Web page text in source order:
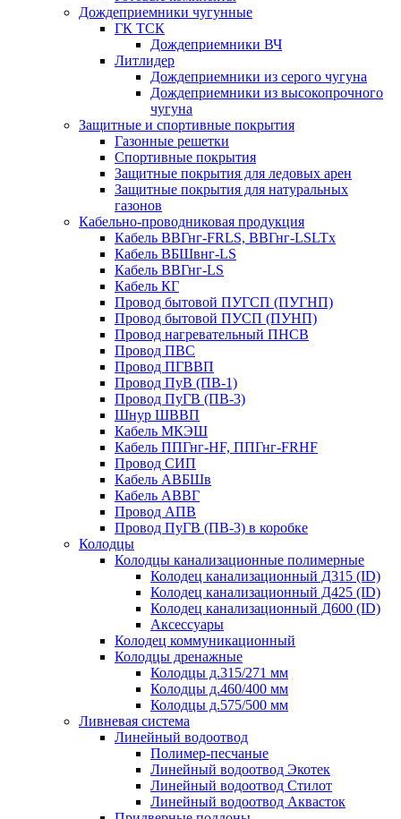
Дождеприемники чугунные
ГК ТСК
Дождеприемники ВЧ
Литлидер
Дождеприемники из серого чугуна
Дождеприемники из высокопрочного
чугуна
Защитные и спортивные покрытия
Газонные решетки
Спортивные покрытия
Защитные покрытия для ледовых арен
Защитные покрытия для натуральных
газонов
Кабельно-проводниковая продукция
Кабель ВВГнг-FRLS, ВВГнг-LSLTx
Кабель ВБШвнг-LS
Кабель ВВГнг-LS
Кабель КГ
Провод бытовой ПУГСП (ПУГНП)
Провод бытовой ПУСП (ПУНП)
Провод нагревательный ПНСВ
Провод ПВС
Провод ПГВВП
Провод ПуВ (ПВ-1)
Провод ПуГВ (ПВ-3)
Шнур ШВВП
Кабель МКЭШ
Кабель ППГнг-HF, ППГнг-FRHF
Провод СИП
Кабель АВБШв
Кабель АВВГ
Провод АПВ
Провод ПуГВ (ПВ-3) в коробке
Колодцы
Колодцы канализационные полимерные
Колодец канализационный Д315 (ID)
Колодец канализационный Д425 (ID)
Колодец канализационный Д600 (ID)
Аксессуары
Колодец коммуникационный
Колодцы дренажные
Колодцы д.315/271 мм
Колодцы д.460/400 мм
Колодцы д.575/500 мм
Ливневая система
Линейный водоотвод
Полимер-песчаные
Линейный водоотвод Экотек
Линейный водоотвод Стилот
Линейный водоотвод Аквасток